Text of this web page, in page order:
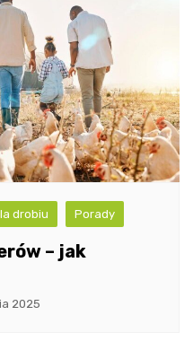
drobiu Porady
– jak
2025